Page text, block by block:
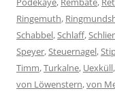
Ringemuth,
Schabbel,Schlaff,
Speyer,Steuernagel,
Timm,Turkalne, Uexküll,
von Löwenstern,von